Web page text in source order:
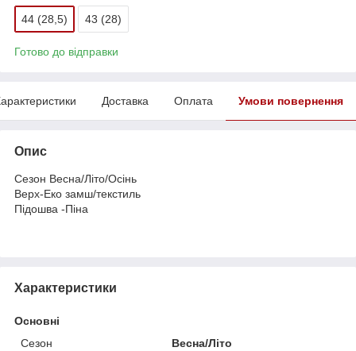
44 (28,5) 43 (28)
Готово до відправки
Доставка Оплата Умови повернення
Опис
Сезон Весна/Літо/Осінь
Верх-Еко замш/текстиль
Підошва -Піна
Характеристики
Основні
Сезон
Весна/Літо